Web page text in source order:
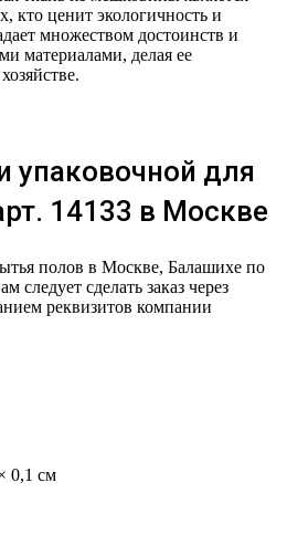
кто ценит экологичность и
множеством достоинств и
материалами, делая ее
упаковочной для
14133 в Москве
полов в Москве, Балашихе по
следует сделать заказ через
реквизитов компании
0,1 см